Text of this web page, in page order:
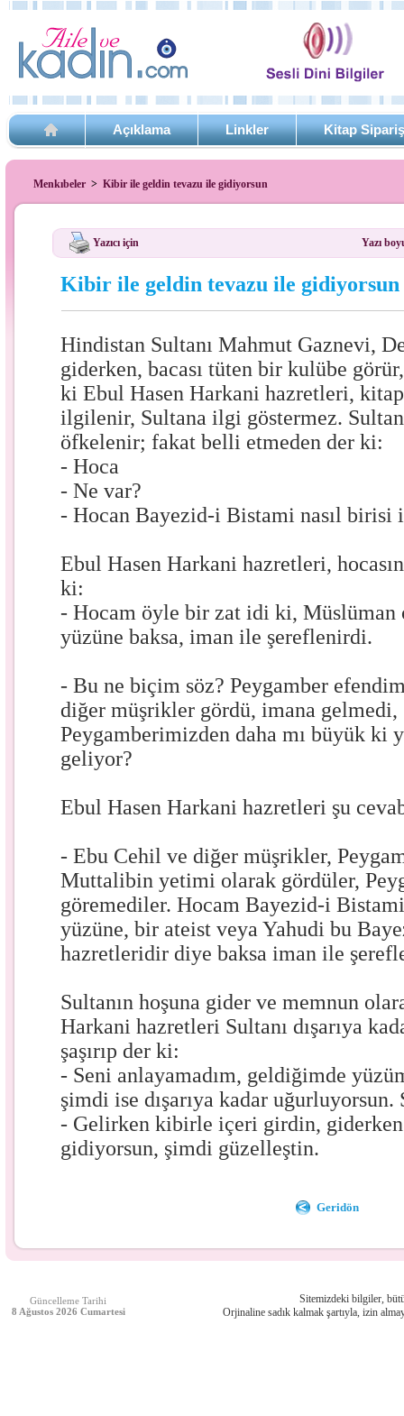
Açıklama Linkler Kitap
Menkıbeler > Kibir ile geldin tevazu ile gidiyorsun
Yazıcı için Yazı
Kibir ile geldin tevazu ile gidiyorsun
Hindistan Sultanı Mahmut Gaznevi,
giderken, bacası tüten bir kulübe
ki Ebul Hasen Harkani hazretleri,
ilgilenir, Sultana ilgi göstermez.
öfkelenir; fakat belli etmeden der ki:
- Hoca
- Ne var?
- Hocan Bayezid-i Bistami nasıl birisi
Ebul Hasen Harkani hazretleri,
ki:
- Hocam öyle bir zat idi ki, Müslüman
yüzüne baksa, iman ile şereflenirdi.
- Bu ne biçim söz? Peygamber
diğer müşrikler gördü, imana gelmedi,
Peygamberimizden daha mı büyük ki
geliyor?
Ebul Hasen Harkani hazretleri şu
- Ebu Cehil ve diğer müşrikler,
Muttalibin yetimi olarak gördüler,
göremediler. Hocam Bayezid-i
yüzüne, bir ateist veya Yahudi bu
hazretleridir diye baksa iman ile
Sultanın hoşuna gider ve memnun
Harkani hazretleri Sultanı dışarıya
şaşırıp der ki:
- Seni anlayamadım, geldiğimde
şimdi ise dışarıya kadar uğurluyorsun.
- Gelirken kibirle içeri girdin,
gidiyorsun, şimdi güzelleştin.
Geridön
Güncelleme Tarihi
8 Ağustos 2026 Cumartesi
Sitemizdeki bilgiler,
Orjinaline sadık kalmak şartıyla, izin